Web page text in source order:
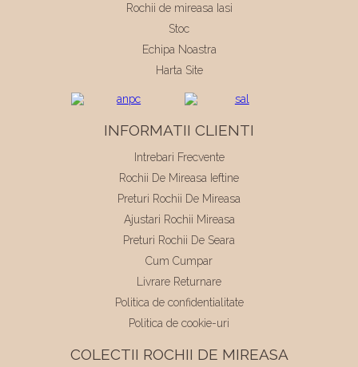
Rochii de mireasa Iasi
Stoc
Echipa Noastra
Harta Site
INFORMATII CLIENTI
Intrebari Frecvente
Rochii De Mireasa Ieftine
Preturi Rochii De Mireasa
Ajustari Rochii Mireasa
Preturi Rochii De Seara
Cum Cumpar
Livrare Returnare
Politica de confidentialitate
Politica de cookie-uri
COLECTII ROCHII DE MIREASA